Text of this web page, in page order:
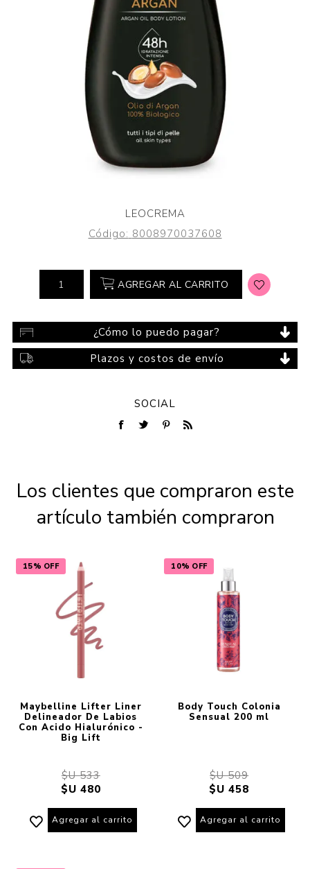
LEOCREMA
Código: 8008970037608
AGREGAR AL CARRITO
¿Cómo lo puedo pagar?
Plazos y costos de envío
SOCIAL
Los clientes que compraron este
artículo también compraron
15% OFF
Maybelline Lifter Liner
Delineador De Labios
Con Acido Hialurónico -
Big Lift
$U 533
$U 480
Agregar al carrito
10% OFF
Body Touch Colonia
Sensual 200 ml
$U 509
$U 458
Agregar al carrito